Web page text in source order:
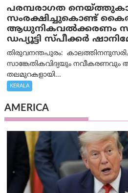
പരമ്പരാഗത
സംരക്ഷിച്ചുകൊണ്ട്
ആധുനികവൽക്കരണം
ഡപ്യൂട്ടി സ്പീക്കർ
തിരുവനന്തപുരം:
സാങ്കേതികവിദ്യയും നവീകരണവും
തലമുറകളായി...
KERALA
AMERICA